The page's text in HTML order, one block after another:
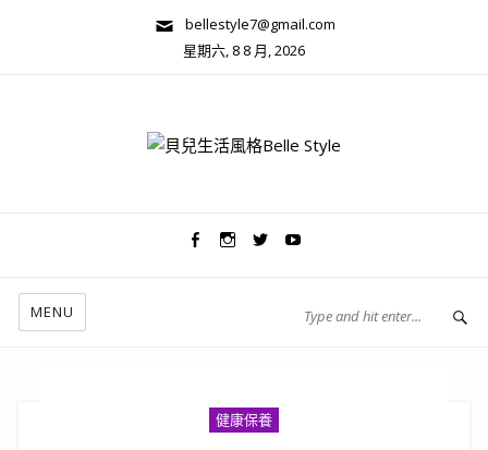
bellestyle7@gmail.com
星期六, 8 8 月, 2026
MENU
健康保養